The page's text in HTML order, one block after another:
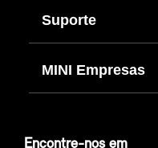
Suporte
MINI Empresas
Encontre-nos em